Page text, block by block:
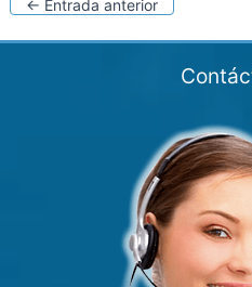
← Entrada anterior